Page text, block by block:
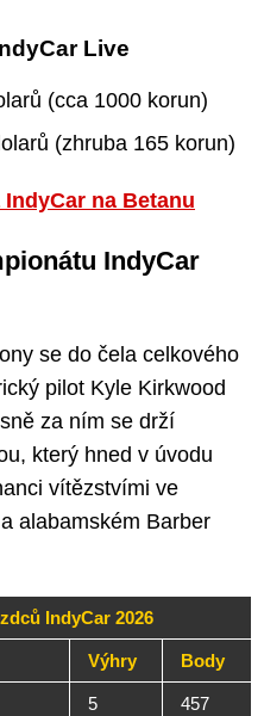
Live
(cca 1000 korun)
(zhruba 165 korun)
na Betanu
IndyCar
se do čela celkového
pilot Kyle Kirkwood
za ním se drží
který hned v úvodu
vítězstvími ve
alabamském Barber
IndyCar 2026
Výhry Body
5 457